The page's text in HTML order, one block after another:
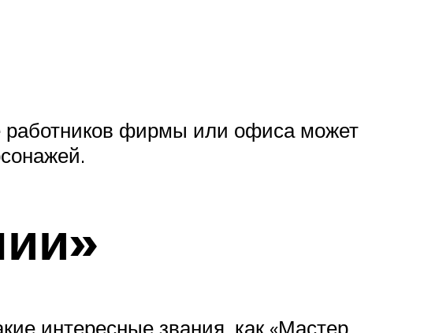
работников фирмы или офиса может
интересные звания, как «Мастер